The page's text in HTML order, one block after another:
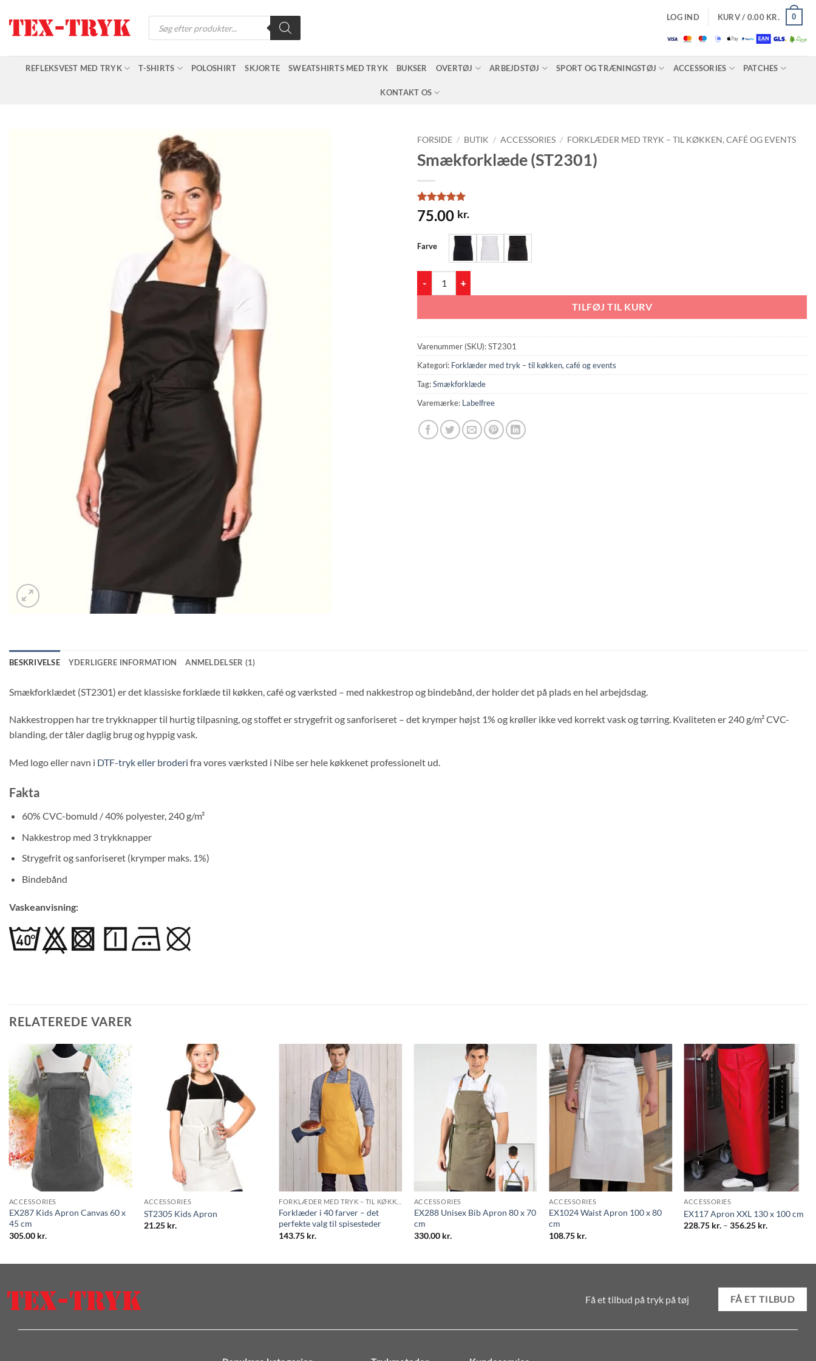
indhold
Products
search
LOG IND KURV / 0.00 KR. 0
REFLEKSVEST MED TRYK T-SHIRTS POLOSHIRT SKJORTE SWEATSHIRTS MED TRYK BUKSER OVERTØJ ARBEJDSTØJ SPORT OG TRÆNINGSTØJ ACCESSORIES PATCHES
KONTAKT OS
FORSIDE / BUTIK / ACCESSORIES / FORKLÆDER MED TRYK – TIL KØKKEN, CAFÉ OG EVENTS
Smækforklæde (ST2301)
Bedømt
som5ud
1
kundebedømmelse
75.00 kr.
Farve
TILFØJ TIL KURV
Varenummer (SKU):ST2301
Kategori: Forklæder med tryk – til køkken, café og events
Tag:Smækforklæde
Varemærke: Labelfree
BESKRIVELSE YDERLIGERE INFORMATION ANMELDELSER (1)
Smækforklædet (ST2301) er det klassiske forklæde til køkken, café og værksted – med nakkestrop og bindebånd, der holder det på plads en hel arbejdsdag.
Nakkestroppen har tre trykknapper til hurtig tilpasning, og stoffet er strygefrit og sanforiseret – det krymper højst 1% og krøller ikke ved korrekt vask og tørring. Kvaliteten er 240 g/m² CVC-
blanding, der tåler daglig brug og hyppig vask.
Med logo eller navn i DTF-tryk eller broderi fra vores værksted i Nibe ser hele køkkenet professionelt ud.
Fakta
60% CVC-bomuld / 40% polyester, 240 g/m²
Nakkestrop med 3 trykknapper
Strygefrit og sanforiseret (krymper maks. 1%)
Bindebånd
Vaskeanvisning:
RELATEREDE VARER
ACCESSORIES
EX287 Kids Apron Canvas 60 x
45 cm
305.00 kr.
ACCESSORIES
ST2305 Kids Apron
21.25 kr.
Forklæder i 40 farver – det
perfekte valg til spisesteder
143.75 kr.
ACCESSORIES
EX288 Unisex Bib Apron 80 x 70
cm
330.00 kr.
ACCESSORIES
EX1024 Waist Apron 100 x 80
cm
108.75 kr.
ACCESSORIES
EX117 Apron XXL 130 x 100 cm
228.75 kr. – 356.25 kr.
Få et tilbud på tryk på tøj FÅ ET TILBUD